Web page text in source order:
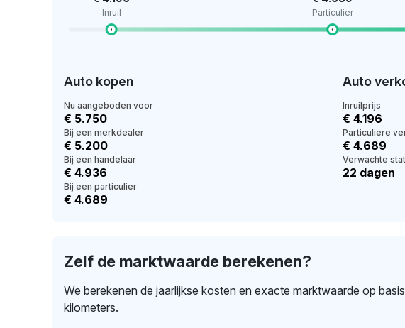
Inruil Particulier
Auto kopen
Nu aangeboden voor
€ 5.750
Bij een merkdealer
€ 5.200
Bij een handelaar
€ 4.936
Bij een particulier
€ 4.689
Auto
Inruilprijs
€ 4.196
Particuliere
€ 4.689
Verwachte
22 dagen
Zelf de marktwaarde berekenen?
We berekenen de jaarlijkse kosten en exacte marktwaarde op
kilometers.